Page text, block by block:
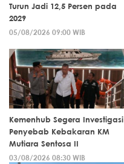
Turun Jadi 12,5 Persen pada
2029
05/08/2026 09:00 WIB
Kemenhub Segera Investigasi
Penyebab Kebakaran KM
Mutiara Sentosa II
03/08/2026 08:30 WIB